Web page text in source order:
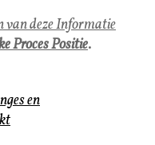
deze Informatie
Proces Positie.
en